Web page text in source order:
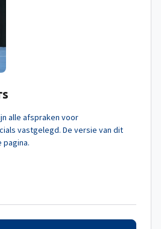
alle afspraken voor
vastgelegd. De versie van dit
pagina.